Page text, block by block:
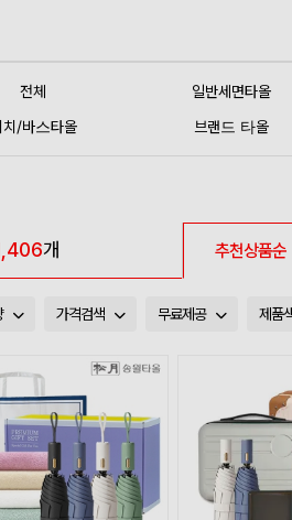
전체
일반세면타올
치/바스타올
브랜드 타올
개 추천상품순
가격검색 무료제공 제품